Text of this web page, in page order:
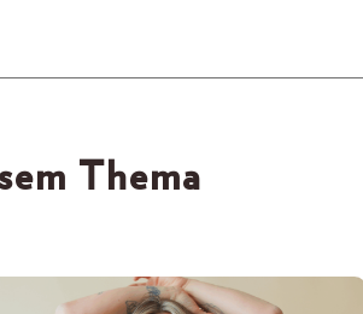
Thema